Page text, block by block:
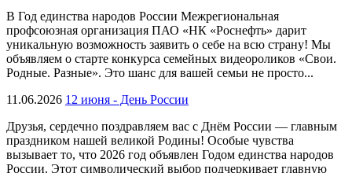
В Год единства народов России Межрегиональная
профсоюзная организация ПАО «НК «Роснефть» дарит
уникальную возможность заявить о себе на всю страну! Мы
объявляем о старте конкурса семейных видеороликов «Свои.
Родные. Разные». Это шанс для вашей семьи не просто...
11.06.2026 12 июня - День России
Друзья, сердечно поздравляем вас с Днём России — главным
праздником нашей великой Родины! Особые чувства
вызывает то, что 2026 год объявлен Годом единства народов
России. Этот символический выбор подчеркивает главную